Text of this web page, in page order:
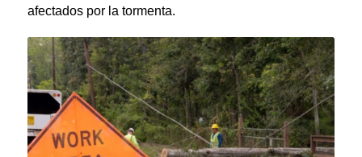
afectados por la tormenta.